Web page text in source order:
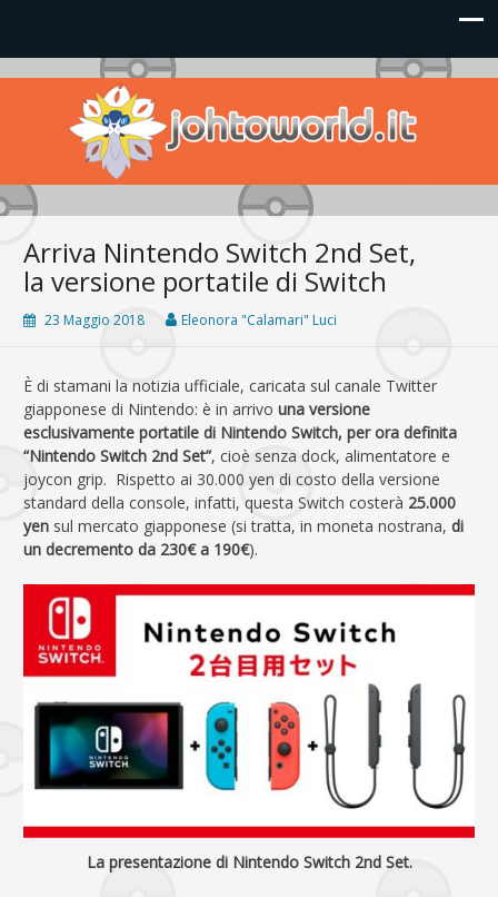
Johto World
Le novità più frizzanti dall'universo Pokémon e Nintendo
Arriva Nintendo Switch 2nd Set,
la versione portatile di Switch
23 Maggio 2018 Eleonora "Calamari" Luci
È di stamani la notizia ufficiale, caricata sul canale Twitter
giapponese di Nintendo: è in arrivo una versione
esclusivamente portatile di Nintendo Switch, per ora definita
“Nintendo Switch 2nd Set”, cioè senza dock, alimentatore e
joycon grip. Rispetto ai 30.000 yen di costo della versione
standard della console, infatti, questa Switch costerà 25.000
yen sul mercato giapponese (si tratta, in moneta nostrana, di
un decremento da 230€ a 190€).
La presentazione di Nintendo Switch 2nd Set.